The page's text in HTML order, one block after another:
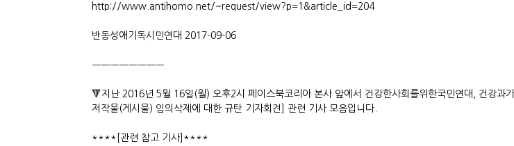
http://www.antihomo.net/~request/view?p=1&article_id=204
반동성애기독시민연대 2017-09-06
ㅡㅡㅡㅡㅡㅡㅡㅡ
🔻지난 2016년 5월 16일(월) 오후2시 페이스북코리아 본사 앞에서 건강한사회를위한국민연대, 건강과
저작물(게시물) 임의삭제에 대한 규탄 기자회견] 관련 기사 모음입니다.
****[관련 참고 기사]****